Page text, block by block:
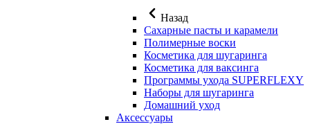
Назад
Сахарные пасты и карамели
Полимерные воски
Косметика для шугаринга
Косметика для ваксинга
Программы ухода SUPERFLEXY
Наборы для шугаринга
Домашний уход
Аксессуары